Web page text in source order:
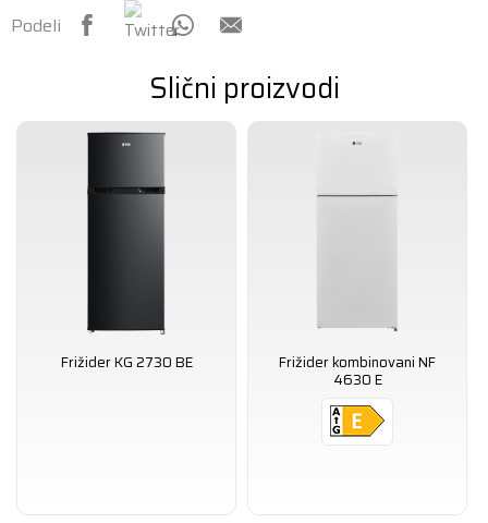
Podeli
Slični proizvodi
Frižider KG 2730 BE Frižider kombinovani NF
4630 E